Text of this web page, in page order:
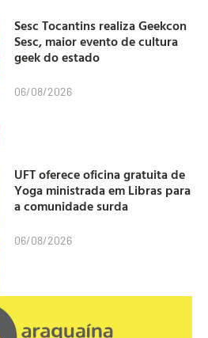
Sesc Tocantins realiza Geekcon
Sesc, maior evento de cultura
geek do estado
06/08/2026
UFT oferece oficina gratuita de
Yoga ministrada em Libras para
a comunidade surda
06/08/2026